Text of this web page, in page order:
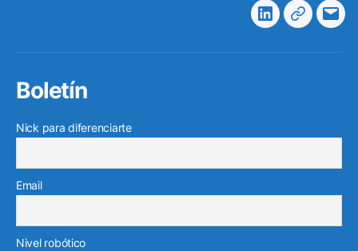
LinkedinTelegram
Boletín
Nick para diferenciarte
Email
Nivel robótico